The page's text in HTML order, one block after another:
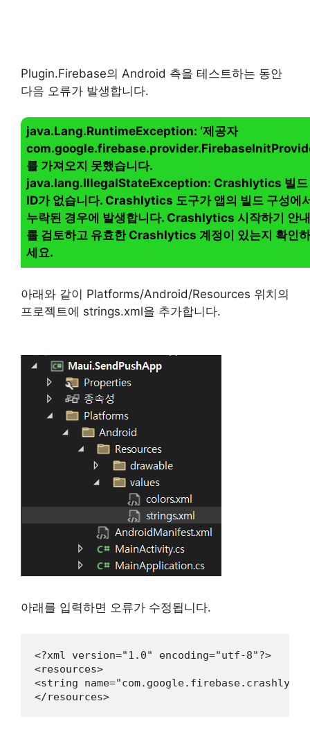
Plugin.Firebase의 Android 측을 테스트하는 동안
다음 오류가 발생합니다.
java.Lang.RuntimeException: ‘제공자
를 가져오지 못했습니다.
java.lang.IllegalStateException: Crashlytics 빌드
ID가 없습니다. Crashlytics 도구가 앱의 빌드 구성에
누락된 경우에 발생합니다. Crashlytics 시작하기 안내
를 검토하고 유효한 Crashlytics 계정이 있는지 확인하
세요.
아래와 같이 Platforms/Android/Resources 위치의
프로젝트에 strings.xml을 추가합니다.
아래를 입력하면 오류가 수정됩니다.
<?xml version="1.0" encoding="utf-8"?>
<resources>
<string
</resources>